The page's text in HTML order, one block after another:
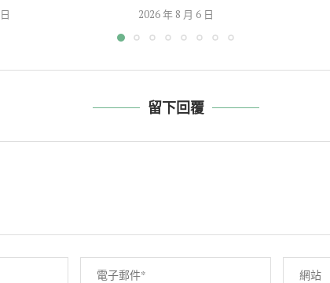
2026 年 8 月 6 日
留下回覆